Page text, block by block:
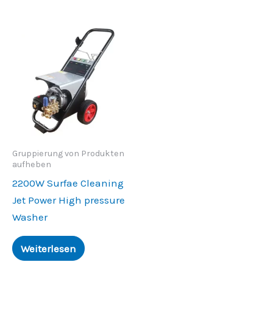
Gruppierung von Produkten
aufheben
2200W Surfae Cleaning
Jet Power High pressure
Washer
Weiterlesen